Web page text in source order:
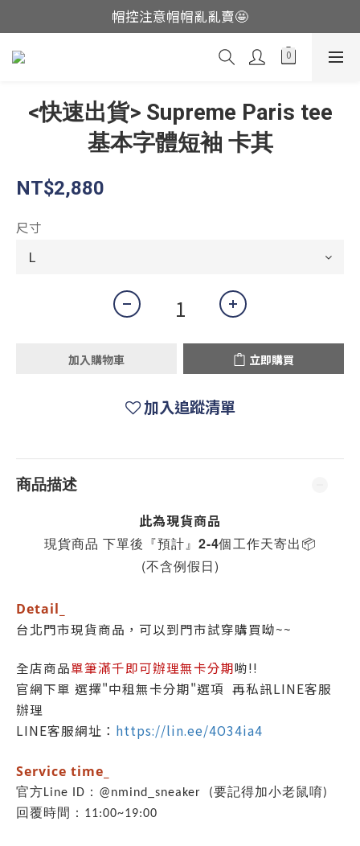
這裡現貨不用等👟
帽控注意帽帽亂亂賣🤩
這裡現貨不用等👟
<快速出貨> Supreme Paris tee
基本字體短袖 卡其
NT$2,880
尺寸
加入購物車 立即購買
加入追蹤清單
商品描述
此為現貨商品
現貨商品 下單後『預計』2-4個工作天寄出📦
(不含例假日)
Detail_
台北門市現貨商品，可以到門市試穿購買呦~~
全店商品單筆滿千即可辦理無卡分期喲!!
官網下單 選擇"中租無卡分期"選項 再私訊LINE客服
辦理
LINE客服網址： https://lin.ee/4O34ia4
Service time_
官方Line ID：@nmind_sneaker (要記得加小老鼠唷)
回覆時間：11:00~19:00